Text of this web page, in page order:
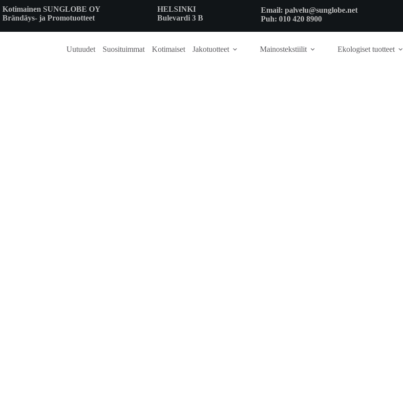
to
content
Kotimainen SUNGLOBE OY
Brändäys- ja Promotuotteet
HELSINKI
Bulevardi 3 B
Email: palvelu@sunglobe.net
Puh: 010 420 8900
Uutuudet Suosituimmat Kotimaiset Jakotuotteet Mainostekstiilit Ekologiset tuotteet